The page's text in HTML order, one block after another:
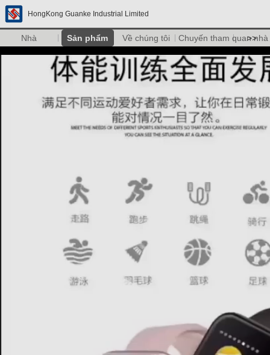
HongKong Guanke Industrial Limited
Nhà Sản phẩm Về chúng tôi Chuyến tham quan nhà
>>